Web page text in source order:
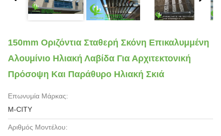
150mm Οριζόντια Σταθερή Σκόνη Επικαλυμμένη
Αλουμίνιο Ηλιακή Λαβίδα Για Αρχιτεκτονική
Πρόσοψη Και Παράθυρο Ηλιακή Σκιά
Επωνυμία Μάρκας:
M-CITY
Αριθμός Μοντέλου: